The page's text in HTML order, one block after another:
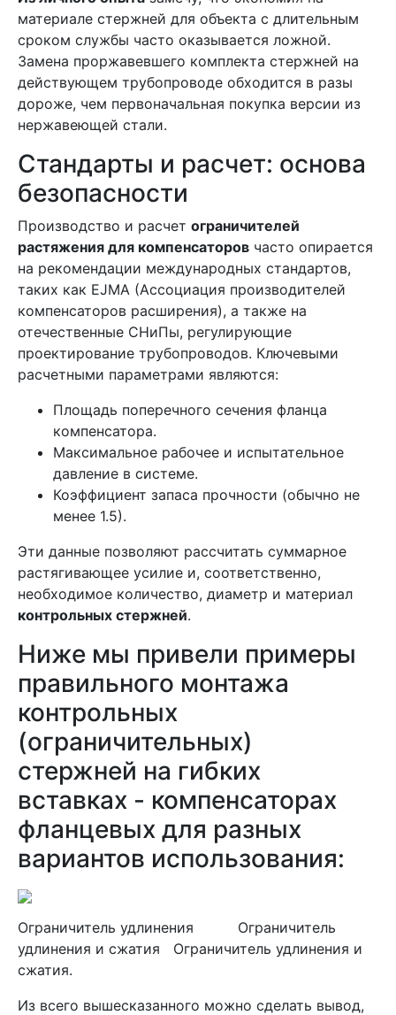
материале стержней для объекта с длительным
сроком службы часто оказывается ложной.
Замена проржавевшего комплекта стержней на
действующем трубопроводе обходится в разы
дороже, чем первоначальная покупка версии из
нержавеющей стали.
Стандарты и расчет: основа
безопасности
Производство и расчет ограничителей
растяжения для компенсаторов часто опирается
на рекомендации международных стандартов,
таких как EJMA (Ассоциация производителей
компенсаторов расширения), а также на
отечественные СНиПы, регулирующие
проектирование трубопроводов. Ключевыми
расчетными параметрами являются:
Площадь поперечного сечения фланца
компенсатора.
Максимальное рабочее и испытательное
давление в системе.
Коэффициент запаса прочности (обычно не
менее 1.5).
Эти данные позволяют рассчитать суммарное
растягивающее усилие и, соответственно,
необходимое количество, диаметр и материал
контрольных стержней.
Ниже мы привели примеры
правильного монтажа
контрольных
(ограничительных)
стержней на гибких
вставках - компенсаторах
фланцевых для разных
вариантов использования:
Ограничитель удлинения Ограничитель
удлинения и сжатия Ограничитель удлинения и
сжатия.
Из всего вышесказанного можно сделать вывод,